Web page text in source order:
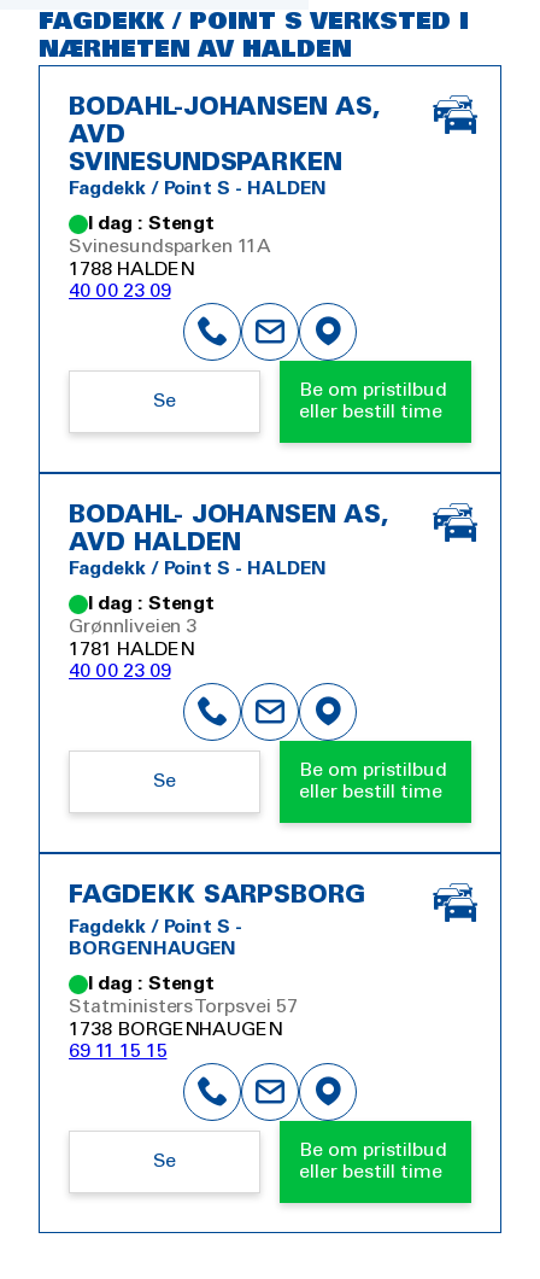
FAGDEKK / POINT S VERKSTED I
NÆRHETEN AV HALDEN
BODAHL-JOHANSEN AS,
AVD
SVINESUNDSPARKEN
Fagdekk / Point S - HALDEN
I dag : Stengt
Svinesundsparken 11A
1788 HALDEN
40 00 23 09
Se
Be om pristilbud
eller bestill time
BODAHL- JOHANSEN AS,
AVD HALDEN
Fagdekk / Point S - HALDEN
I dag : Stengt
Grønnliveien 3
1781 HALDEN
40 00 23 09
Se
Be om pristilbud
eller bestill time
FAGDEKK SARPSBORG
Fagdekk / Point S -
BORGENHAUGEN
I dag : Stengt
Statministers Torpsvei 57
1738 BORGENHAUGEN
69 11 15 15
Se
Be om pristilbud
eller bestill time